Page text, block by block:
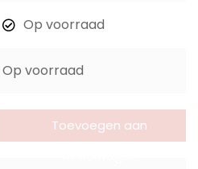
Op voorraad
Op voorraad
Toevoegen aan